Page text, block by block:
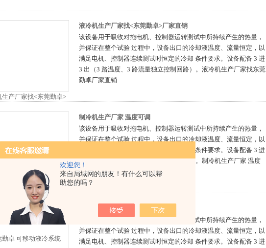
欢迎您！
来自局域网的朋友！有什么可以帮
助您的吗？
液冷机生产厂家找<东莞勤卓>厂家直销
该设备用于吸收对拖电机、控制器运转测试中所持续产生的热量，
并保证在整个试验 过程中，设备出口的冷却液温度、流量恒定，以
满足电机、控制器连续测试时恒定的冷却 条件要求。设备配备 3 进
3 出（3 路温度、3 路流量独立控制回路）。液冷机生产厂家找东莞
勤卓厂家直销
制冷机生产厂家 温度可调
该设备用于吸收对拖电机、控制器运转测试中所持续产生的热量，
并保证在整个试验 过程中，设备出口的冷却液温度、流量恒定，以
满足电机、控制器连续测试时恒定的冷却 条件要求。设备配备 3 进
3 出（3 路温度、3 路流量独立控制回路）。制冷机生产厂家 温度
可调
东莞勤卓 可移动液冷系统
该设备用于吸收对拖电机、控制器运转测试中所持续产生的热量，
并保证在整个试验 过程中，设备出口的冷却液温度、流量恒定，以
满足电机、控制器连续测试时恒定的冷却 条件要求。设备配备 3 进